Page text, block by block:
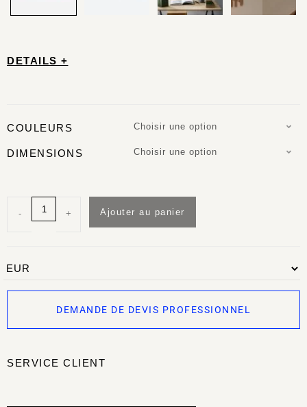
DETAILS +
COULEURS Choisir une option
DIMENSIONS Choisir une option
- + Ajouter au panier
DEMANDE DE DEVIS PROFESSIONNEL
SERVICE CLIENT